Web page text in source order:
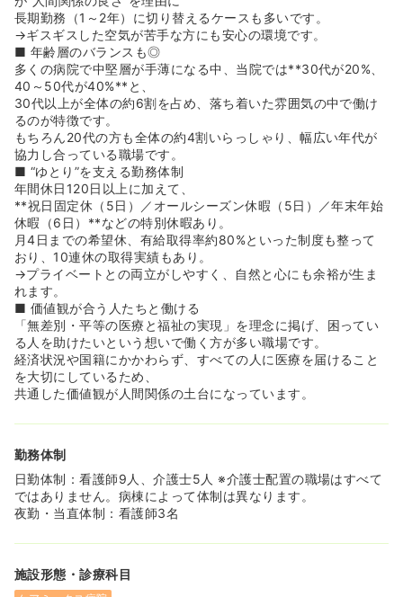
長期勤務（1～2年）に切り替えるケースも多いです。
→ギスギスした空気が苦手な方にも安心の環境です。
■ 年齢層のバランスも◎
多くの病院で中堅層が手薄になる中、当院では**30代が20%、
40～50代が40%**と、
30代以上が全体の約6割を占め、落ち着いた雰囲気の中で働け
るのが特徴です。
もちろん20代の方も全体の約4割いらっしゃり、幅広い年代が
協力し合っている職場です。
■ “ゆとり”を支える勤務体制
年間休日120日以上に加えて、
**祝日固定休（5日）／オールシーズン休暇（5日）／年末年始
休暇（6日）**などの特別休暇あり。
月4日までの希望休、有給取得率約80%といった制度も整って
おり、10連休の取得実績もあり。
→プライベートとの両立がしやすく、自然と心にも余裕が生ま
れます。
■ 価値観が合う人たちと働ける
「無差別・平等の医療と福祉の実現」を理念に掲げ、困ってい
る人を助けたいという想いで働く方が多い職場です。
経済状況や国籍にかかわらず、すべての人に医療を届けること
を大切にしているため、
共通した価値観が人間関係の土台になっています。
勤務体制
日勤体制：看護師9人、介護士5人 ※介護士配置の職場はすべて
ではありません。病棟によって体制は異なります。
夜勤・当直体制：看護師3名
施設形態・診療科目